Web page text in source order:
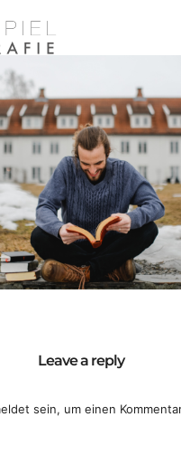
Leave a reply
sein, um einen